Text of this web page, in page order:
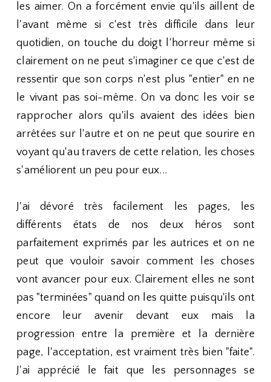
les aimer. On a forcément envie qu'ils aillent de
l'avant même si c'est très difficile dans leur
quotidien, on touche du doigt l'horreur même si
clairement on ne peut s'imaginer ce que c'est de
ressentir que son corps n'est plus "entier" en ne
le vivant pas soi-même. On va donc les voir se
rapprocher alors qu'ils avaient des idées bien
arrêtées sur l'autre et on ne peut que sourire en
voyant qu'au travers de cette relation, les choses
s'améliorent un peu pour eux...
J'ai dévoré très facilement les pages, les
différents états de nos deux héros sont
parfaitement exprimés par les autrices et on ne
peut que vouloir savoir comment les choses
vont avancer pour eux. Clairement elles ne sont
pas "terminées" quand on les quitte puisqu'ils ont
encore leur avenir devant eux mais la
progression entre la première et la dernière
page, l'acceptation, est vraiment très bien "faite".
J'ai apprécié le fait que les personnages se